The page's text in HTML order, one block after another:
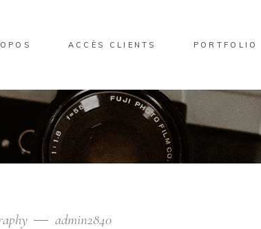
ACCÈS CLIENTS PORTFOLIO
admin2840